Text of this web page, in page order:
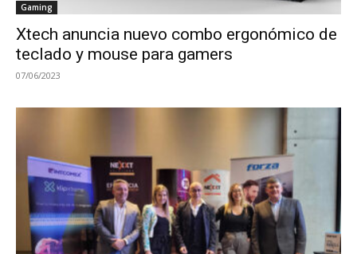
Gaming
Xtech anuncia nuevo combo ergonómico de
teclado y mouse para gamers
07/06/2023